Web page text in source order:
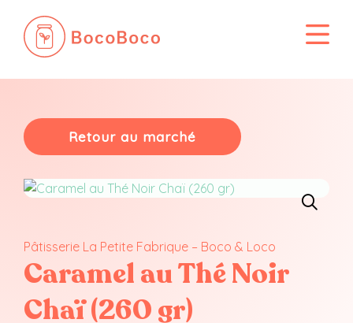
contenu
Retour au marché
Pâtisserie La Petite Fabrique – Boco & Loco
Caramel au Thé Noir
Chaï (260 gr)